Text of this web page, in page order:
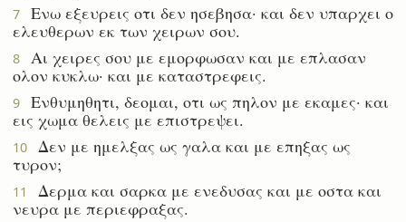
7
Ενω εξευρεις οτι δεν ησεβησα· και δεν υπαρχει ο
ελευθερων εκ των χειρων σου.
8
Αι χειρες σου με εμορφωσαν και με επλασαν
ολον κυκλω· και με καταστρεφεις.
9
Ενθυμηθητι, δεομαι, οτι ως πηλον με εκαμες· και
εις χωμα θελεις με επιστρεψει.
10
Δεν με ημελξας ως γαλα και με επηξας ως
τυρον;
11
Δερμα και σαρκα με ενεδυσας και με οστα και
νευρα με περιεφραξας.